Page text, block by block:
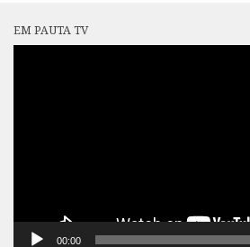
EM PAUTA TV
00:00